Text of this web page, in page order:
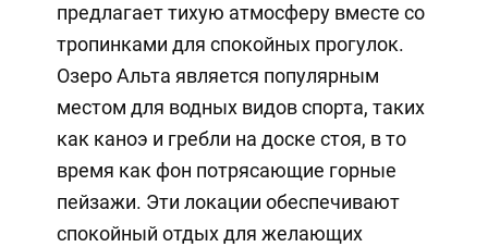
предлагает тихую атмосферу вместе со
тропинками для спокойных прогулок.
Озеро Альта является популярным
местом для водных видов спорта, таких
как каноэ и гребли на доске стоя, в то
время как фон потрясающие горные
пейзажи. Эти локации обеспечивают
спокойный отдых для желающих